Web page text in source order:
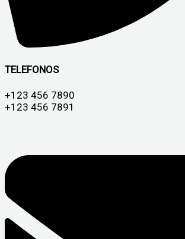
TELEFONOS
+123 456 7890
+123 456 7891